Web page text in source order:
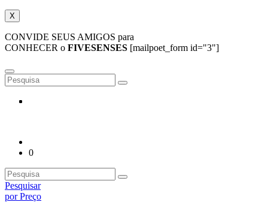
X
CONVIDE SEUS AMIGOS para
CONHECER o FIVESENSES [mailpoet_form id="3"]
0
Pesquisar
por Preço